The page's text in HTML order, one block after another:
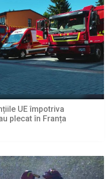
UE împotriva
plecat în Franța